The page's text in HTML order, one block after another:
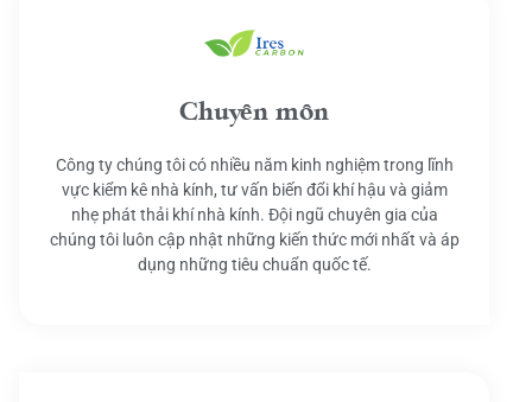
Chuyên môn
Công ty chúng tôi có nhiều năm kinh nghiệm trong lĩnh
vực kiểm kê nhà kính, tư vấn biến đổi khí hậu và giảm
nhẹ phát thải khí nhà kính. Đội ngũ chuyên gia của
chúng tôi luôn cập nhật những kiến thức mới nhất và áp
dụng những tiêu chuẩn quốc tế.